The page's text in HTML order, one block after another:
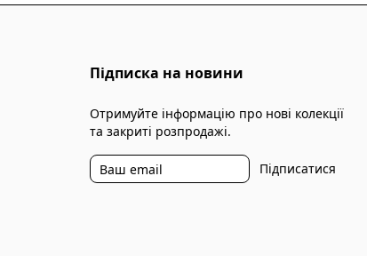
Підписка на новини
Отримуйте інформацію про нові колекції
та закриті розпродажі.
Підписатися